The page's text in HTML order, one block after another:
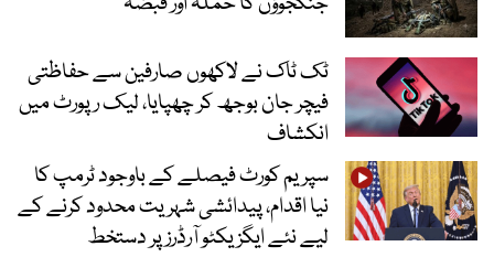
ٹک ٹاک نے لاکھوں صارفین سے حفاظتی
فیچر جان بوجھ کر چھپایا، لیک رپورٹ میں
انکشاف
سپریم کورٹ فیصلے کے باوجود ٹرمپ کا
نیا اقدام، پیدائشی شہریت محدود کرنے کے
لیے نئے ایگزیکٹو آرڈرز پر دستخط